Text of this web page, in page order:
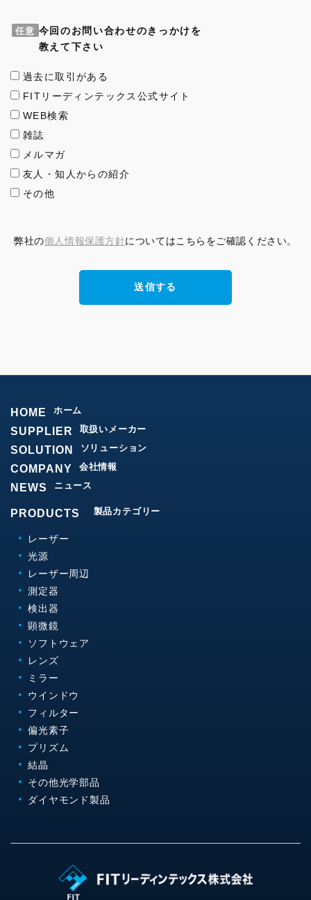
任意 今回のお問い合わせのきっかけを
教えて下さい
過去に取引がある
FITリーディンテックス公式サイト
WEB検索
雑誌
メルマガ
友人・知人からの紹介
その他
弊社の個人情報保護方針についてはこちらをご確認ください。
HOME ホーム
SUPPLIER 取扱いメーカー
SOLUTION ソリューション
COMPANY 会社情報
NEWS ニュース
PRODUCTS 製品カテゴリー
レーザー
光源
レーザー周辺
測定器
検出器
顕微鏡
ソフトウェア
レンズ
ミラー
ウインドウ
フィルター
偏光素子
プリズム
結晶
その他光学部品
ダイヤモンド製品